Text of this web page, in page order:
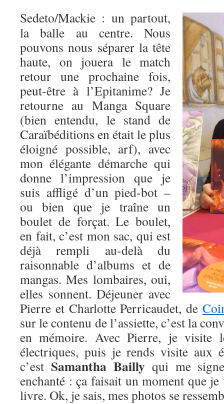
Sedeto/Mackie : un partout,
la balle au centre. Nous
pouvons nous séparer la tête
haute, on jouera le match
retour une prochaine fois,
peut-être à l’Epitanime? Je
retourne au Manga Square
(bien entendu, le stand de
Caraïbéditions en était le plus
éloigné possible, arf), avec
mon élégante démarche qui
donne l’impression que je
suis affligé d’un pied-bot –
ou bien que je traîne un
boulet de forçat. Le boulet,
en fait, c’est mon sac, qui est
déjà rempli au-delà du
raisonnable d’albums et de
mangas. Mes lombaires, oui,
elles sonnent. Déjeuner avec
Pierre et Charlotte Perricaudet, de
sur le contenu de l’assiette, c’est la
en mémoire. Avec Pierre, je visite
électriques, puis je rends visite aux
c’est Samantha Baillyqui me
enchanté : ça faisait un moment que
livre. Ok, je sais, mes photos se